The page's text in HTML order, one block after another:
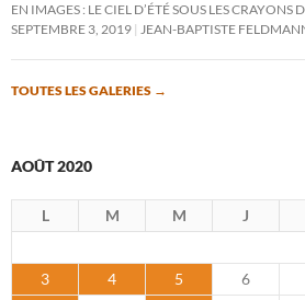
EN IMAGES : LE CIEL D’ÉTÉ SOUS LES CRAYONS
SEPTEMBRE 3, 2019 JEAN-BAPTISTE
TOUTES LES GALERIES →
AOÛT 2020
L M M J
3
4 5 6